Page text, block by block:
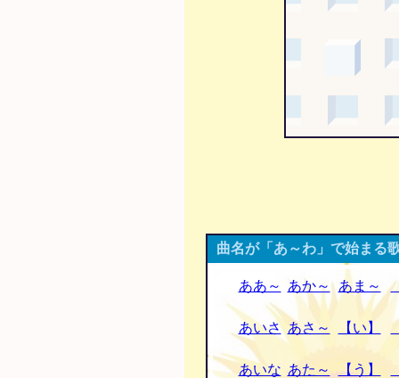
曲名が「あ～わ」で始まる
ああ～ あか～ あま～
あいさ あさ～ 【い】
あいな あた～ 【う】